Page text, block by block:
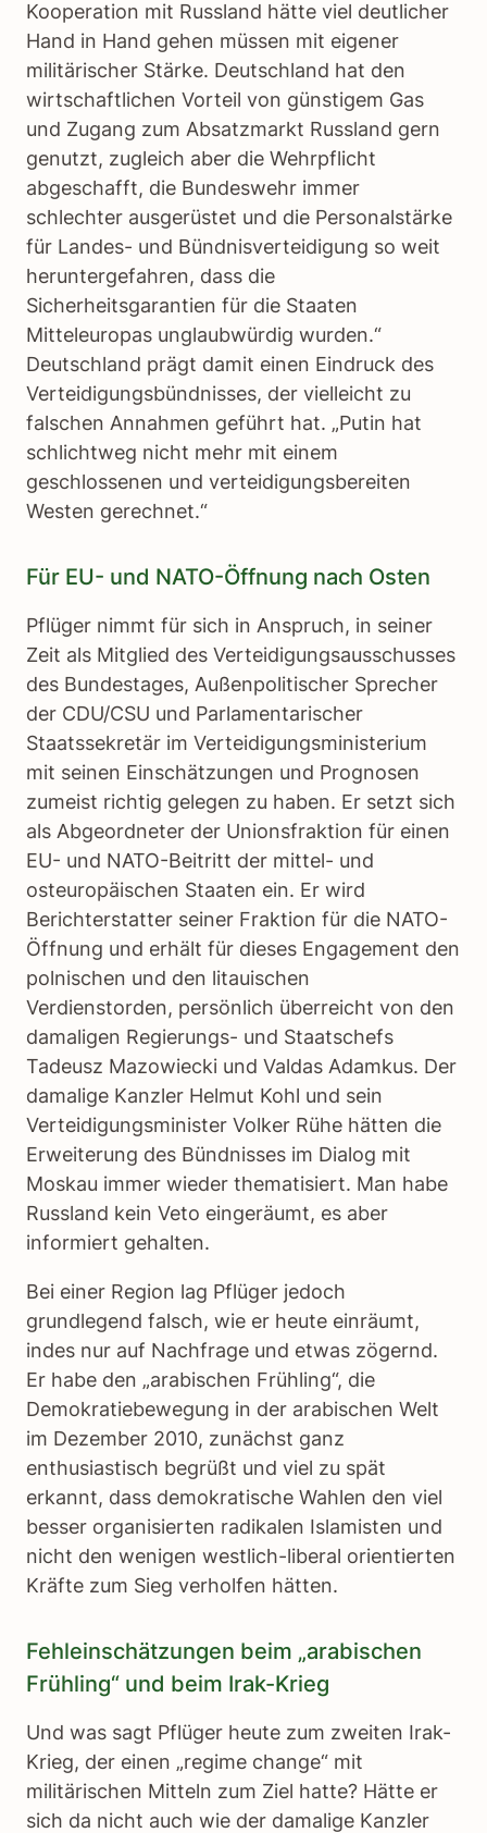
Kooperation mit Russland hätte viel deutlicher
Hand in Hand gehen müssen mit eigener
militärischer Stärke. Deutschland hat den
wirtschaftlichen Vorteil von günstigem Gas
und Zugang zum Absatzmarkt Russland gern
genutzt, zugleich aber die Wehrpflicht
abgeschafft, die Bundeswehr immer
schlechter ausgerüstet und die Personalstärke
für Landes- und Bündnisverteidigung so weit
heruntergefahren, dass die
Sicherheitsgarantien für die Staaten
Mitteleuropas unglaubwürdig wurden.“
Deutschland prägt damit einen Eindruck des
Verteidigungsbündnisses, der vielleicht zu
falschen Annahmen geführt hat. „Putin hat
schlichtweg nicht mehr mit einem
geschlossenen und verteidigungsbereiten
Westen gerechnet.“
Für EU- und NATO-Öffnung nach Osten
Pflüger nimmt für sich in Anspruch, in seiner
Zeit als Mitglied des Verteidigungsausschusses
des Bundestages, Außenpolitischer Sprecher
der CDU/CSU und Parlamentarischer
Staatssekretär im Verteidigungsministerium
mit seinen Einschätzungen und Prognosen
zumeist richtig gelegen zu haben. Er setzt sich
als Abgeordneter der Unionsfraktion für einen
EU- und NATO-Beitritt der mittel- und
osteuropäischen Staaten ein. Er wird
Berichterstatter seiner Fraktion für die NATO-
Öffnung und erhält für dieses Engagement den
polnischen und den litauischen
Verdienstorden, persönlich überreicht von den
damaligen Regierungs- und Staatschefs
Tadeusz Mazowiecki und Valdas Adamkus. Der
damalige Kanzler Helmut Kohl und sein
Verteidigungsminister Volker Rühe hätten die
Erweiterung des Bündnisses im Dialog mit
Moskau immer wieder thematisiert. Man habe
Russland kein Veto eingeräumt, es aber
informiert gehalten.
Bei einer Region lag Pflüger jedoch
grundlegend falsch, wie er heute einräumt,
indes nur auf Nachfrage und etwas zögernd.
Er habe den „arabischen Frühling“, die
Demokratiebewegung in der arabischen Welt
im Dezember 2010, zunächst ganz
enthusiastisch begrüßt und viel zu spät
erkannt, dass demokratische Wahlen den viel
besser organisierten radikalen Islamisten und
nicht den wenigen westlich-liberal orientierten
Kräfte zum Sieg verholfen hätten.
Fehleinschätzungen beim „arabischen
Frühling“ und beim Irak-Krieg
Und was sagt Pflüger heute zum zweiten Irak-
Krieg, der einen „regime change“ mit
militärischen Mitteln zum Ziel hatte? Hätte er
sich da nicht auch wie der damalige Kanzler